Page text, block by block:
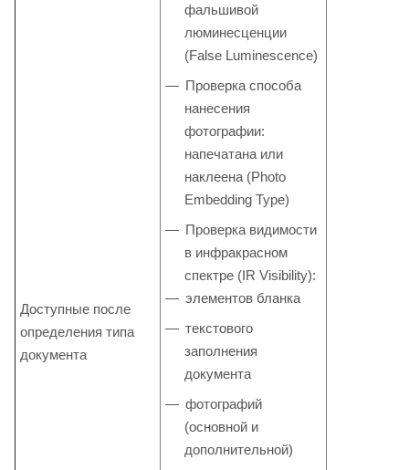
Доступные после
определения типа
документа
фальшивой
люминесценции
(False Luminescence)
Проверка способа
нанесения
фотографии:
напечатана или
наклеена (Photo
Embedding Type)
Проверка видимости
в инфракрасном
спектре (IR Visibility):
элементов бланка
текстового
заполнения
документа
фотографий
(основной и
дополнительной)